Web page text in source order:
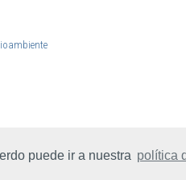
puede ir a nuestra política